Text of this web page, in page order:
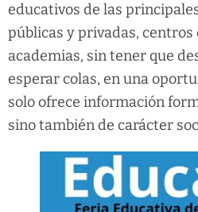
educativos de las
públicas y privadas, centros
academias, sin tener que
esperar colas, en una
solo ofrece información
sino también de carácter